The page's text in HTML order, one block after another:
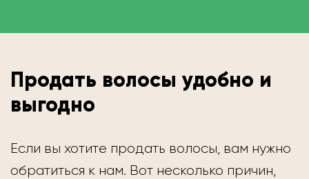
Продать волосы удобно и
выгодно
Если вы хотите продать волосы, вам нужно
обратиться к нам. Вот несколько причин,